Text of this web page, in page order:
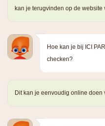
kan je terugvinden op de website
Hoe kan je bij ICI
checken?
Dit kan je eenvoudig online doen